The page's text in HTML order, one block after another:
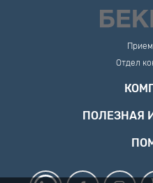
Прием
Отдел
ПОЛЕЗНАЯ